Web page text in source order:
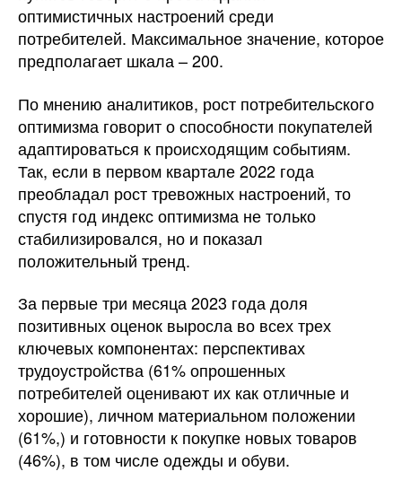
оптимистичных настроений среди
потребителей. Максимальное значение, которое
предполагает шкала – 200.
По мнению аналитиков, рост потребительского
оптимизма говорит о способности покупателей
адаптироваться к происходящим событиям.
Так, если в первом квартале 2022 года
преобладал рост тревожных настроений, то
спустя год индекс оптимизма не только
стабилизировался, но и показал
положительный тренд.
За первые три месяца 2023 года доля
позитивных оценок выросла во всех трех
ключевых компонентах: перспективах
трудоустройства (61% опрошенных
потребителей оценивают их как отличные и
хорошие), личном материальном положении
(61%,) и готовности к покупке новых товаров
(46%), в том числе одежды и обуви.